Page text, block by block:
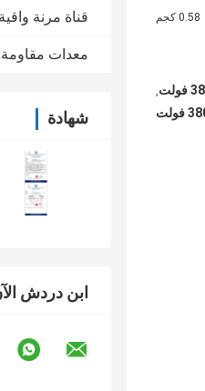
قناة مرنة
معدات مقاومة
شهادة
ابن دردش
0.58 كجم
,